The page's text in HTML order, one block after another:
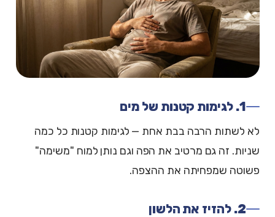
1. לגימות קטנות של מים
לא לשתות הרבה בבת אחת — לגימות קטנות כל כמה
שניות. זה גם מרטיב את הפה וגם נותן למוח "משימה"
פשוטה שמפחיתה את ההצפה.
2. להזיז את הלשון